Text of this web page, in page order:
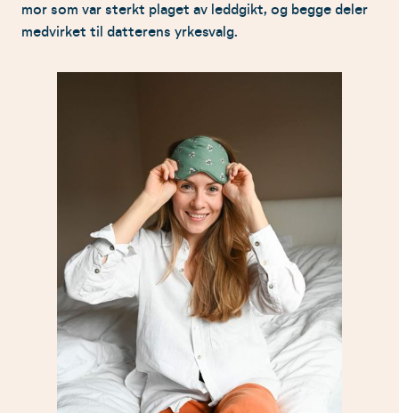
mor som var sterkt plaget av leddgikt, og begge deler
medvirket til datterens yrkesvalg.